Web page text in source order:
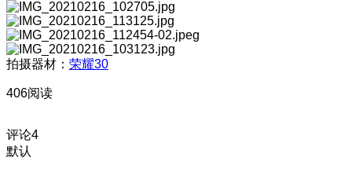
拍摄器材： 荣耀30
406阅读
评论4
默认